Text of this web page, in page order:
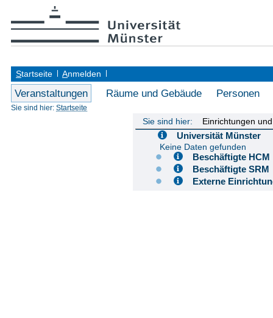
Startseite Anmelden
Veranstaltungen Räume und Gebäude Personen
Sie sind hier: Startseite
Sie sind hier: Einrichtungen
Universität Münster
Keine Daten gefunden
Beschäftigte
Beschäftigte
Externe